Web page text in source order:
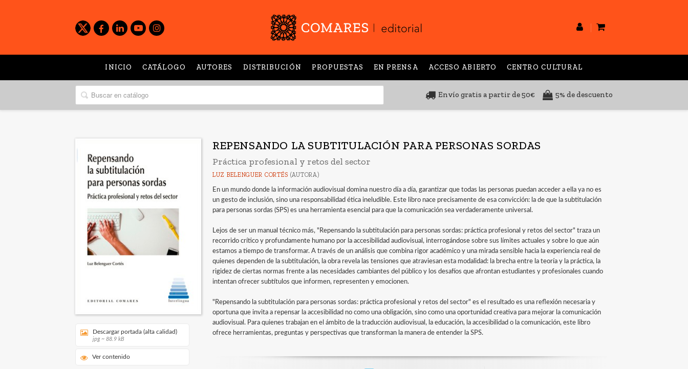
INICIO CATÁLOGO AUTORES DISTRIBUCIÓN PROPUESTAS EN PRENSA ACCESO ABIERTO CENTRO CULTURAL
Envío gratis a partir de 50€ 5% de descuento
Descargar portada (alta calidad)
jpg ~ 88.9 kB
Ver contenido
REPENSANDO LA SUBTITULACIÓN PARA PERSONAS SORDAS
Práctica profesional y retos del sector
LUZ BELENGUER CORTÉS (AUTORA)
En un mundo donde la información audiovisual domina nuestro día a día, garantizar que todas las personas puedan acceder a ella ya no es
un gesto de inclusión, sino una responsabilidad ética ineludible. Este libro nace precisamente de esa convicción: la de que la subtitulación
para personas sordas (SPS) es una herramienta esencial para que la comunicación sea verdaderamente universal.
Lejos de ser un manual técnico más, "Repensando la subtitulación para personas sordas: práctica profesional y retos del sector" traza un
recorrido crítico y profundamente humano por la accesibilidad audiovisual, interrogándose sobre sus límites actuales y sobre lo que aún
estamos a tiempo de transformar. A través de un análisis que combina rigor académico y una mirada sensible hacia la experiencia real de
quienes dependen de la subtitulación, la obra revela las tensiones que atraviesan esta modalidad: la brecha entre la teoría y la práctica, la
rigidez de ciertas normas frente a las necesidades cambiantes del público y los desafíos que afrontan estudiantes y profesionales cuando
intentan ofrecer subtítulos que informen, representen y emocionen.
"Repensando la subtitulación para personas sordas: práctica profesional y retos del sector" es el resultado es una reflexión necesaria y
oportuna que invita a repensar la accesibilidad no como una obligación, sino como una oportunidad creativa para mejorar la comunicación
audiovisual. Para quienes trabajan en el ámbito de la traducción audiovisual, la educación, la accesibilidad o la comunicación, este libro
ofrece herramientas, preguntas y perspectivas que transforman la manera de entender la SPS.